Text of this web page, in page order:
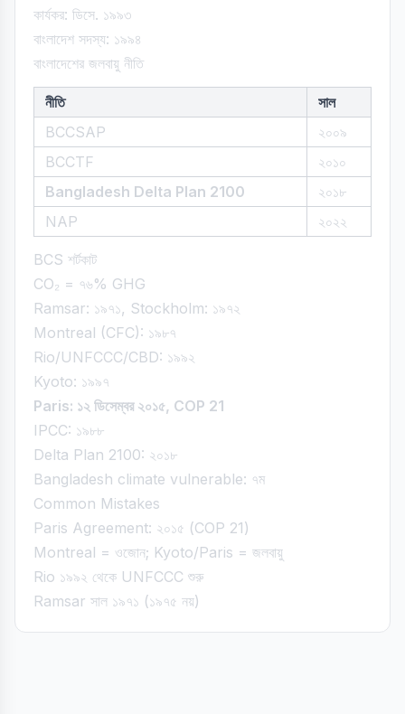
কার্যকর: ডিসে. ১৯৯৩
বাংলাদেশ সদস্য: ১৯৯৪
বাংলাদেশের জলবায়ু নীতি
নীতি
সাল
BCCSAP
২০০৯
BCCTF
২০১০
Bangladesh Delta Plan 2100
২০১৮
NAP
২০২২
BCS শর্টকাট
CO₂ = ৭৬% GHG
Ramsar: ১৯৭১, Stockholm: ১৯৭২
Montreal (CFC): ১৯৮৭
Rio/UNFCCC/CBD: ১৯৯২
Kyoto: ১৯৯৭
Paris: ১২ ডিসেম্বর ২০১৫, COP 21
IPCC: ১৯৮৮
Delta Plan 2100: ২০১৮
Bangladesh climate vulnerable: ৭ম
Common Mistakes
Paris Agreement: ২০১৫ (COP 21)
Montreal = ওজোন; Kyoto/Paris = জলবায়ু
Rio ১৯৯২ থেকে UNFCCC শুরু
Ramsar সাল ১৯৭১ (১৯৭৫ নয়)